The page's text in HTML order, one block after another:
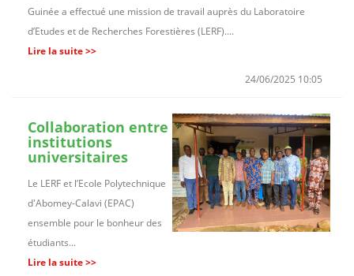
Guinée a effectué une mission de travail auprès du Laboratoire
d’Etudes et de Recherches Forestières (LERF)....
Lire la suite >>
24/06/2025 10:05
Collaboration entre
institutions
universitaires
Le LERF et l’Ecole Polytechnique
d'Abomey-Calavi (EPAC)
ensemble pour le bonheur des
étudiants...
Lire la suite >>